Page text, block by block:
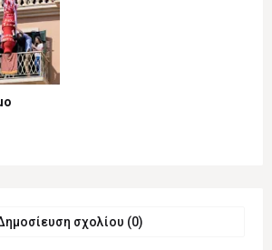
σχολίου (0)